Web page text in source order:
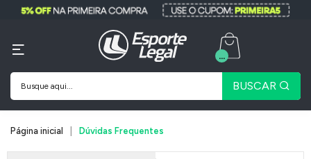
BUSCAR
...
Página inicial Dúvidas Frequentes